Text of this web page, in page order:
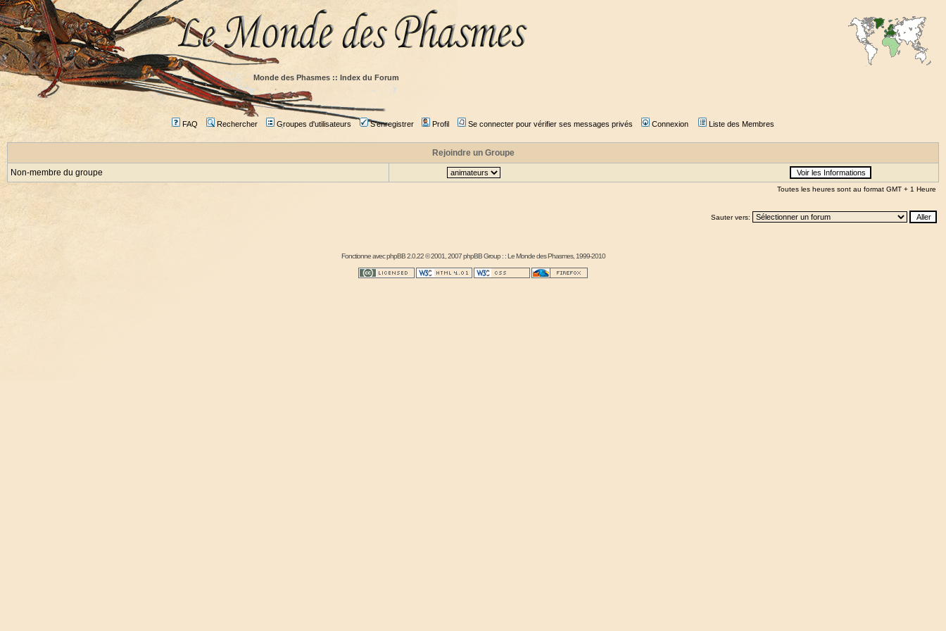
Monde des Phasmes :: Index du Forum
FAQ Rechercher Groupes d'utilisateurs S'enregistrer Profil Se connecter pour vérifier ses messages privés Connexion Liste des Membres
Rejoindre un Groupe
Non-membre du groupe
Toutes les heures sont au format GMT + 1 Heure
Sauter vers:
Fonctionne avecphpBB2.0.22 © 2001, 2007 phpBB Group : :Le Monde des Phasmes, 1999-2010